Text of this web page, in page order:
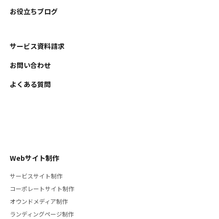
お役立ちブログ
サービス資料請求
お問い合わせ
よくある質問
Webサイト制作
サービスサイト制作
コーポレートサイト制作
オウンドメディア制作
ランディングページ制作